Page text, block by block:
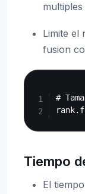
Limite el
fusion
#
Tiempo
El